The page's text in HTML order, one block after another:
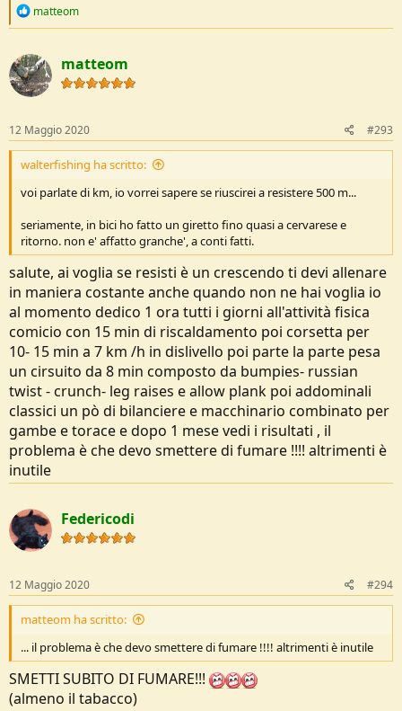
R
c
t
i
o
s
:
matteom
matteom
12 Maggio 2020 #293
walterfishing ha scritto:
voi parlate di km, io vorrei sapere se riuscirei a resistere 500 m...
seriamente, in bici ho fatto un giretto fino quasi a cervarese e
ritorno. non e' affatto granche', a conti fatti.
salute, ai voglia se resisti è un crescendo ti devi allenare
in maniera costante anche quando non ne hai voglia io
al momento dedico 1 ora tutti i giorni all'attività fisica
comicio con 15 min di riscaldamento poi corsetta per
10- 15 min a 7 km /h in dislivello poi parte la parte pesa
un cirsuito da 8 min composto da bumpies- russian
twist - crunch- leg raises e allow plank poi addominali
classici un pò di bilanciere e macchinario combinato per
gambe e torace e dopo 1 mese vedi i risultati , il
problema è che devo smettere di fumare !!!! altrimenti è
inutile
Federicodi
12 Maggio 2020 #294
matteom ha scritto:
... il problema è che devo smettere di fumare !!!! altrimenti è inutile
SMETTI SUBITO DI FUMARE!!!
(almeno il tabacco)